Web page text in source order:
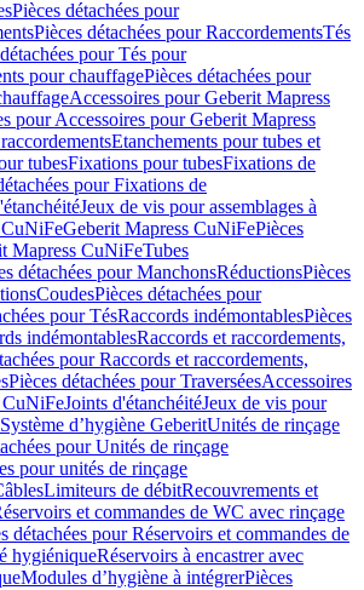
Pièces détachées pour
Pièces détachées pour RaccordementsTés
pour Tés pour
pour chauffagePièces détachées pour
Accessoires pour Geberit Mapress
pour Accessoires pour Geberit Mapress
Etanchements pour tubes et
tubesFixations pour tubesFixations de
pour Fixations de
Jeux de vis pour assemblages à
Geberit Mapress CuNiFePièces
Mapress CuNiFeTubes
détachées pour ManchonsRéductionsPièces
CoudesPièces détachées pour
pour TésRaccords indémontablesPièces
indémontablesRaccords et raccordements,
pour Raccords et raccordements,
Pièces détachées pour TraverséesAccessoires
CuNiFeJoints d'étanchéitéJeux de vis pour
Système d’hygiène GeberitUnités de rinçage
pour Unités de rinçage
pour unités de rinçage
Limiteurs de débitRecouvrements et
et commandes de WC avec rinçage
détachées pour Réservoirs et commandes de
hygiéniqueRéservoirs à encastrer avec
Modules d’hygiène à intégrerPièces